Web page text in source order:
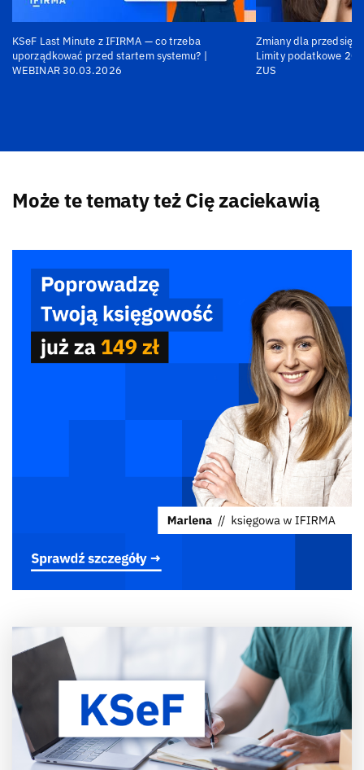
KSeF Last Minute z IFIRMA — co trzeba
uporządkować przed startem systemu? |
WEBINAR 30.03.2026
Zmiany dla
Limity podatkowe
ZUS
Może te tematy też Cię zaciekawią